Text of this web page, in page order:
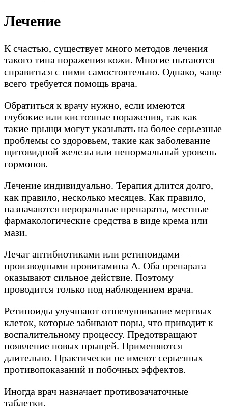
Лечение
К счастью, существует много методов лечения
такого типа поражения кожи. Многие пытаются
справиться с ними самостоятельно. Однако, чаще
всего требуется помощь врача.
Обратиться к врачу нужно, если имеются
глубокие или кистозные поражения, так как
такие прыщи могут указывать на более серьезные
проблемы со здоровьем, такие как заболевание
щитовидной железы или ненормальный уровень
гормонов.
Лечение индивидуально. Терапия длится долго,
как правило, несколько месяцев. Как правило,
назначаются пероральные препараты, местные
фармакологические средства в виде крема или
мази.
Лечат антибиотиками или ретиноидами –
производными провитамина А. Оба препарата
оказывают сильное действие. Поэтому
проводится только под наблюдением врача.
Ретиноиды улучшают отшелушивание мертвых
клеток, которые забивают поры, что приводит к
воспалительному процессу. Предотвращают
появление новых прыщей. Применяются
длительно. Практически не имеют серьезных
противопоказаний и побочных эффектов.
Иногда врач назначает противозачаточные
таблетки.